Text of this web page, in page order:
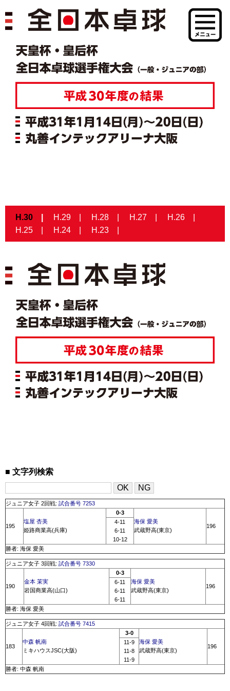
H.30 H.29 H.28 H.27
H.26
H.25
H.24 H.23
文字列検索
ジュニア女子 2回戦: 試合番号 7253
195
塩屋 杏美
姫路商業高(兵庫)
0-3
海保 愛美
武蔵野高(東京)
196
4-11
6-11
10-12
勝者: 海保 愛美
ジュニア女子 3回戦: 試合番号 7330
190
金本 茉実
岩国商業高(山口)
0-3
海保 愛美
武蔵野高(東京)
196
6-11
6-11
6-11
勝者: 海保 愛美
ジュニア女子 4回戦: 試合番号 7415
183
中森 帆南
ミキハウスJSC(大阪)
3-0
海保 愛美
武蔵野高(東京)
196
11-9
11-8
11-9
勝者: 中森 帆南